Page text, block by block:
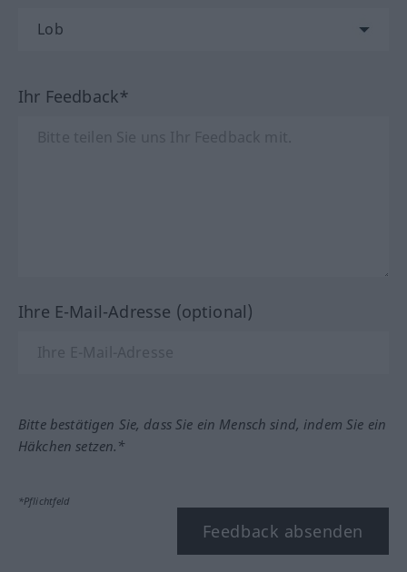
Ihr Feedback*
Ihre E-Mail-Adresse (optional)
Bitte bestätigen Sie, dass Sie ein Mensch sind, indem Sie ein
Häkchen setzen.*
*Pflichtfeld
Feedback absenden